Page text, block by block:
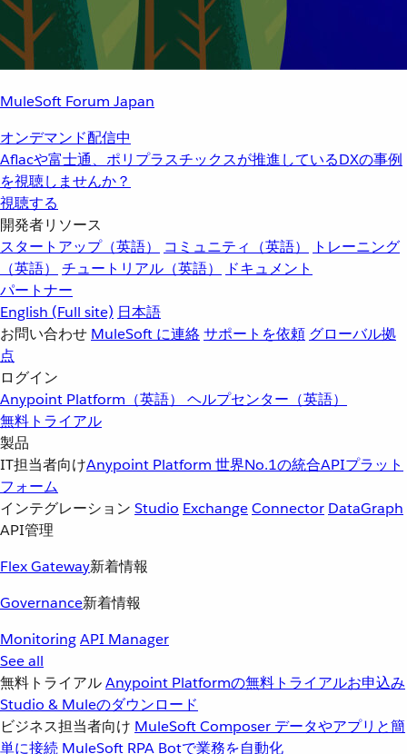
MuleSoft Forum Japan
オンデマンド配信中
Aflacや富士通、ポリプラスチックスが推進しているDXの事例
を視聴しませんか？
視聴する
開発者リソース
スタートアップ（英語）
コミュニティ（英語）
トレーニング
（英語）
チュートリアル（英語）
ドキュメント
パートナー
English (Full site) 日本語
お問い合わせ MuleSoft に連絡サポートを依頼 グローバル拠
点
ログイン
Anypoint Platform（英語） ヘルプセンター（英語）
無料トライアル
製品
IT担当者向けAnypoint Platform 世界No.1の統合APIプラット
フォーム
インテグレーション Studio ExchangeConnector DataGraph
API管理
Flex Gateway新着情報
Governance新着情報
MonitoringAPI Manager
See all
無料トライアルAnypoint Platformの無料トライアルお申込み
Studio & Muleのダウンロード
ビジネス担当者向け MuleSoft Composer データやアプリと簡
単に接続 MuleSoft RPA Botで業務を自動化